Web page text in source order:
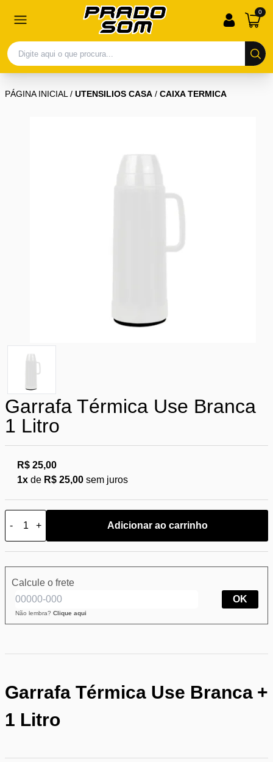
0
PÁGINA INICIAL/ UTENSILIOS CASA / CAIXA TERMICA
Garrafa Térmica Use Branca
1 Litro
R$ 25,00
1x de R$ 25,00 sem juros
- + Adicionar ao carrinho
Calcule o frete
Não lembra? Clique aqui
OK
Garrafa Térmica Use Branca
1 Litro
+